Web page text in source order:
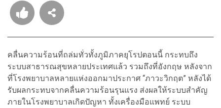
คลื่นความร้อนที่ถล่มทั่วทั้งภูมิภาคยุโรปตอนนี้ กระทบถึง
ระบบสาธารณสุขหลายประเทศแล้ว รวมถึงที่อังกฤษ หลังจาก
ที่โรงพยาบาลหลายแห่งออกมาประกาศ “ภาวะวิกฤต” หลังได้
รับผลกระทบจากคลื่นความร้อนรุนแรง ส่งผลให้ระบบสำคัญ
ภายในโรงพยาบาลเกิดปัญหา ทั้งเครื่องมือแพทย์ ระบบ